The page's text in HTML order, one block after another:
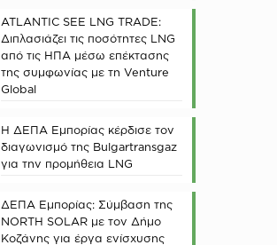
ATLANTIC SEE LNG TRADE:
Διπλασιάζει τις ποσότητες LNG
από τις ΗΠΑ μέσω επέκτασης
της συμφωνίας με τη Venture
Global
Η ΔΕΠΑ Εμπορίας κέρδισε τον
διαγωνισμό της Bulgartransgaz
για την προμήθεια LNG
ΔΕΠΑ Εμπορίας: Σύμβαση της
NORTH SOLAR με τον Δήμο
Κοζάνης για έργα ενίσχυσης